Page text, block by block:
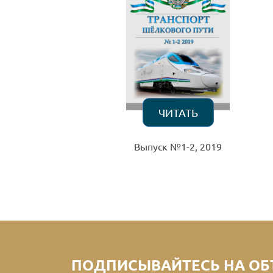
ЧИТАТЬ
Выпуск №1-2, 2019
ПОДПИСЫВАЙТЕСЬ НА